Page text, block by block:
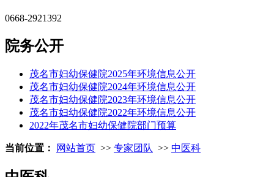
0668-2921392
院务公开
茂名市妇幼保健院2025年环境信息公开
茂名市妇幼保健院2024年环境信息公开
茂名市妇幼保健院2023年环境信息公开
茂名市妇幼保健院2022年环境信息公开
2022年茂名市妇幼保健院部门预算
当前位置： 网站首页 >> 专家团队 >> 中医科